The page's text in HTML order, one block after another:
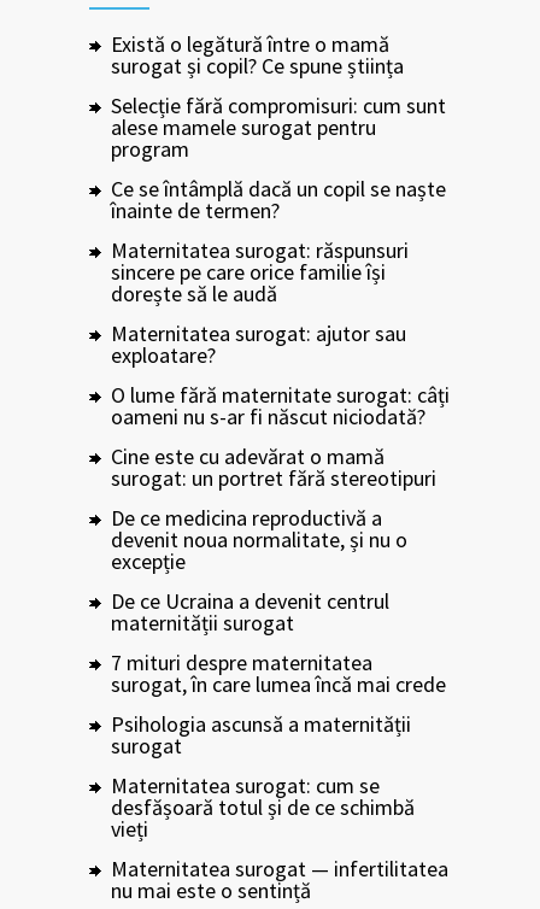
Există o legătură între o mamă
surogat și copil? Ce spune știința
Selecție fără compromisuri: cum sunt
alese mamele surogat pentru
program
Ce se întâmplă dacă un copil se naște
înainte de termen?
Maternitatea surogat: răspunsuri
sincere pe care orice familie își
dorește să le audă
Maternitatea surogat: ajutor sau
exploatare?
O lume fără maternitate surogat: câți
oameni nu s-ar fi născut niciodată?
Cine este cu adevărat o mamă
surogat: un portret fără stereotipuri
De ce medicina reproductivă a
devenit noua normalitate, și nu o
excepție
De ce Ucraina a devenit centrul
maternității surogat
7 mituri despre maternitatea
surogat, în care lumea încă mai crede
Psihologia ascunsă a maternității
surogat
Maternitatea surogat: cum se
desfășoară totul și de ce schimbă
vieți
Maternitatea surogat — infertilitatea
nu mai este o sentință